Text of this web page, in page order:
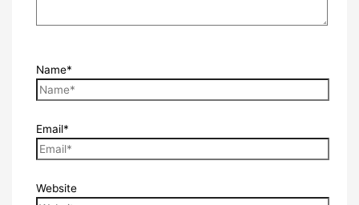
Name*
Email*
Website